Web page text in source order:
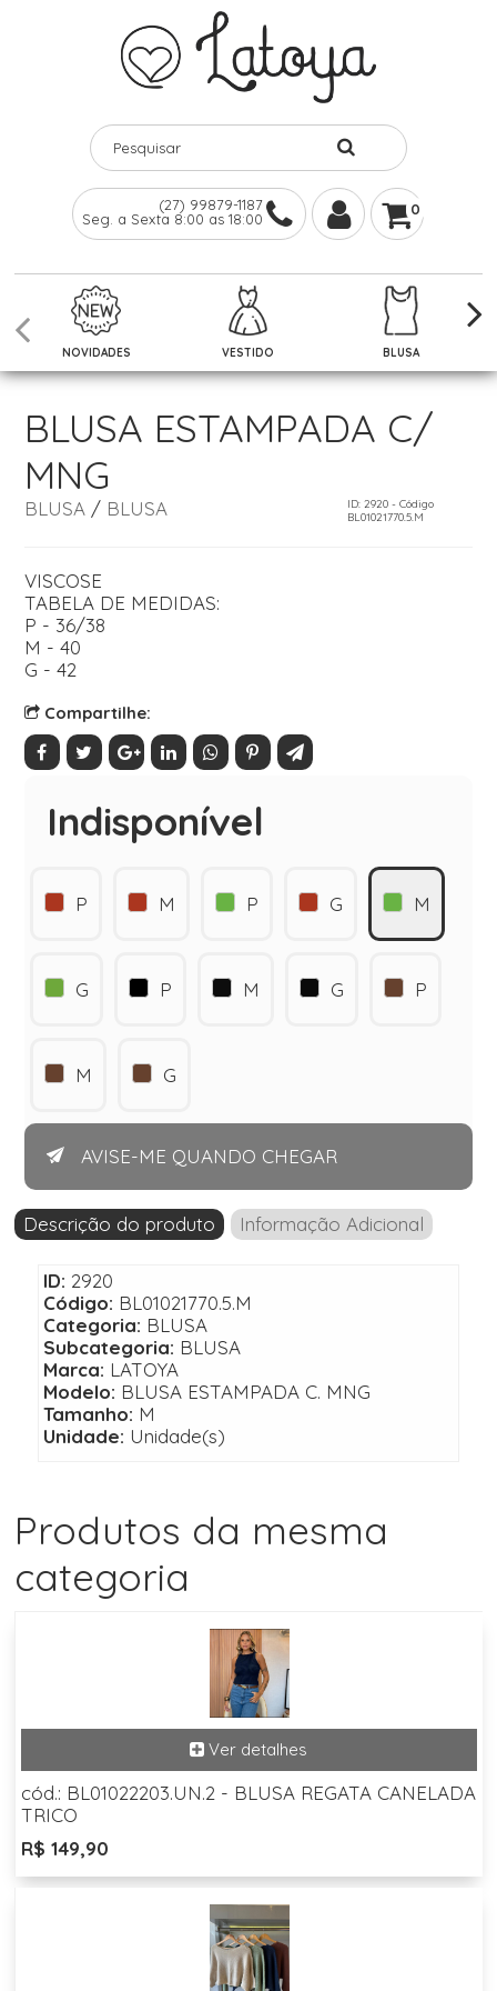
(27) 99879-1187
Seg. a Sexta 8:00 as 18:00
0
NOVIDADES VESTIDO BLUSA
BLUSA ESTAMPADA C/
MNG
BLUSA/ BLUSA
ID: 2920 - Código
BL01021770.5.M
VISCOSE
TABELA DE MEDIDAS:
P - 36/38
M - 40
G - 42
Compartilhe:
Indisponível
P M P G M
G P M G P
M G
AVISE-ME QUANDO CHEGAR
Descrição do produto Informação Adicional
ID: 2920
Código: BL01021770.5.M
Categoria: BLUSA
Subcategoria: BLUSA
Marca: LATOYA
Modelo: BLUSA ESTAMPADA C. MNG
Tamanho: M
Unidade: Unidade(s)
Produtos da mesma
categoria
cód.: BL01022203.UN.2 - BLUSA REGATA CANELADA
TRICO
R$ 149,90